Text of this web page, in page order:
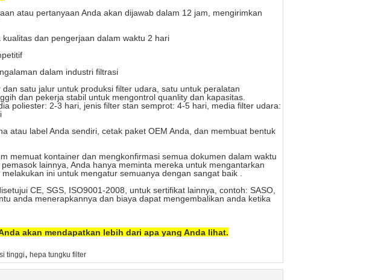
atau pertanyaan Anda akan dijawab dalam 12 jam, mengirimkan
dan pengerjaan dalam waktu 2 hari
dalam industri filtrasi
satu jalur untuk produksi filter udara, satu untuk peralatan
dan pekerja stabil untuk mengontrol quanlity dan kapasitas.
poliester: 2-3 hari, jenis filter stan semprot: 4-5 hari, media filter udara:
atau label Anda sendiri, cetak paket OEM Anda, dan membuat bentuk
memuat kontainer dan mengkonfirmasi semua dokumen dalam waktu
lainnya, Anda hanya meminta mereka untuk mengantarkan
ini untuk mengatur semuanya dengan sangat baik .
CE, SGS, ISO9001-2008, untuk sertifikat lainnya, contoh: SASO,
anda menerapkannya dan biaya dapat mengembalikan anda ketika
akan mendapatkan lebih dari apa yang Anda lihat.
tinggi, hepa tungku filter